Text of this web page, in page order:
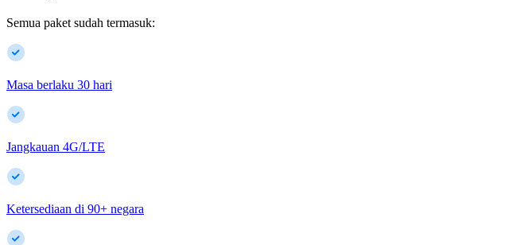
Semua paket sudah termasuk:
Masa berlaku 30 hari
Jangkauan 4G/LTE
Ketersediaan di 90+ negara